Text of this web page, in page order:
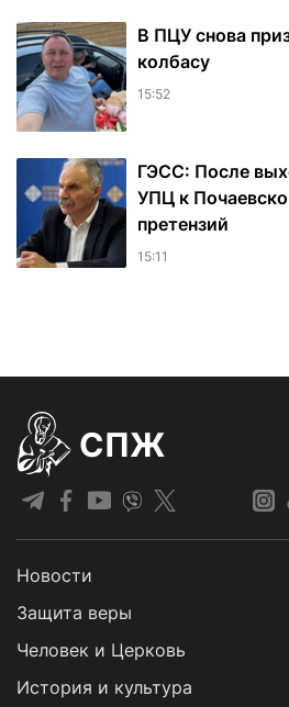
В ПЦУ снова
колбасу
15:52
ГЭСС: После
УПЦ к
претензий
15:11
СПЖ
Новости
Защита веры
Человек и Церковь
История и культура